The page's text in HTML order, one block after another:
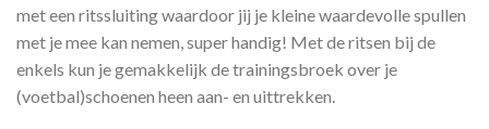
met een ritssluiting waardoor jij je kleine waardevolle spullen
met je mee kan nemen, super handig! Met de ritsen bij de
enkels kun je gemakkelijk de trainingsbroek over je
(voetbal)schoenen heen aan- en uittrekken.